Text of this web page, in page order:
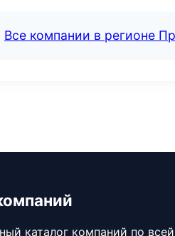
Все компании в регионе
каталог компаний по